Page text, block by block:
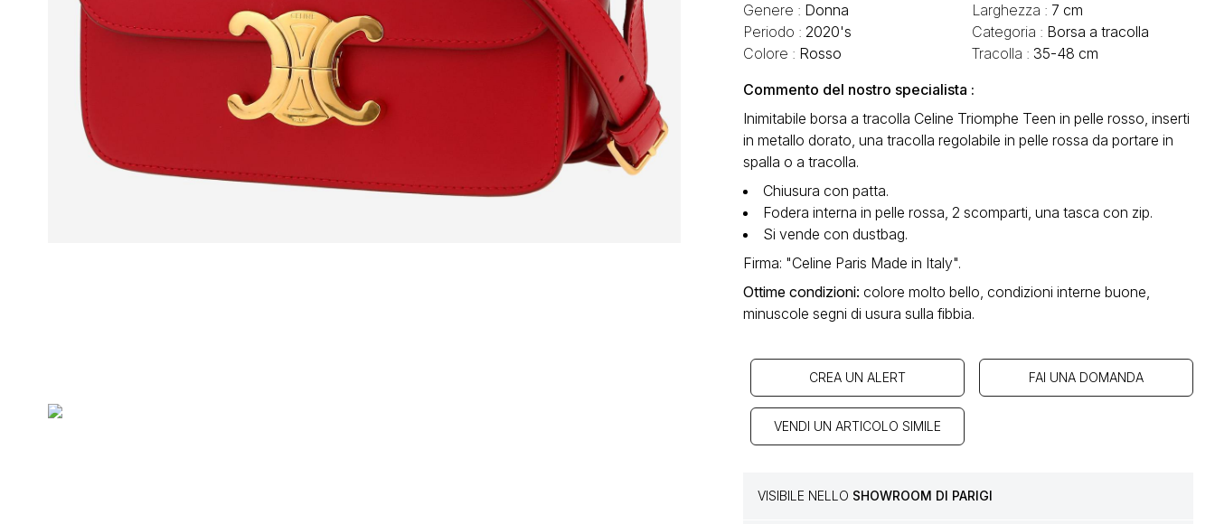
Genere : Donna
Periodo :2020's
Colore : Rosso
Larghezza : 7 cm
Categoria : Borsa a tracolla
Tracolla : 35-48 cm
Commento del nostro specialista :
Inimitabile borsa a tracolla Celine Triomphe Teen in pelle rosso, inserti
in metallo dorato, una tracolla regolabile in pelle rossa da portare in
spalla o a tracolla.
Chiusura con patta.
Fodera interna in pelle rossa, 2 scomparti, una tasca con zip.
Si vende con dustbag.
Firma: "Celine Paris Made in Italy".
Ottime condizioni:colore molto bello, condizioni interne buone,
minuscole segni di usura sulla fibbia.
CREA UN ALERT FAI UNA DOMANDA
VENDI UN ARTICOLO SIMILE
VISIBILE NELLO SHOWROOM DI PARIGI